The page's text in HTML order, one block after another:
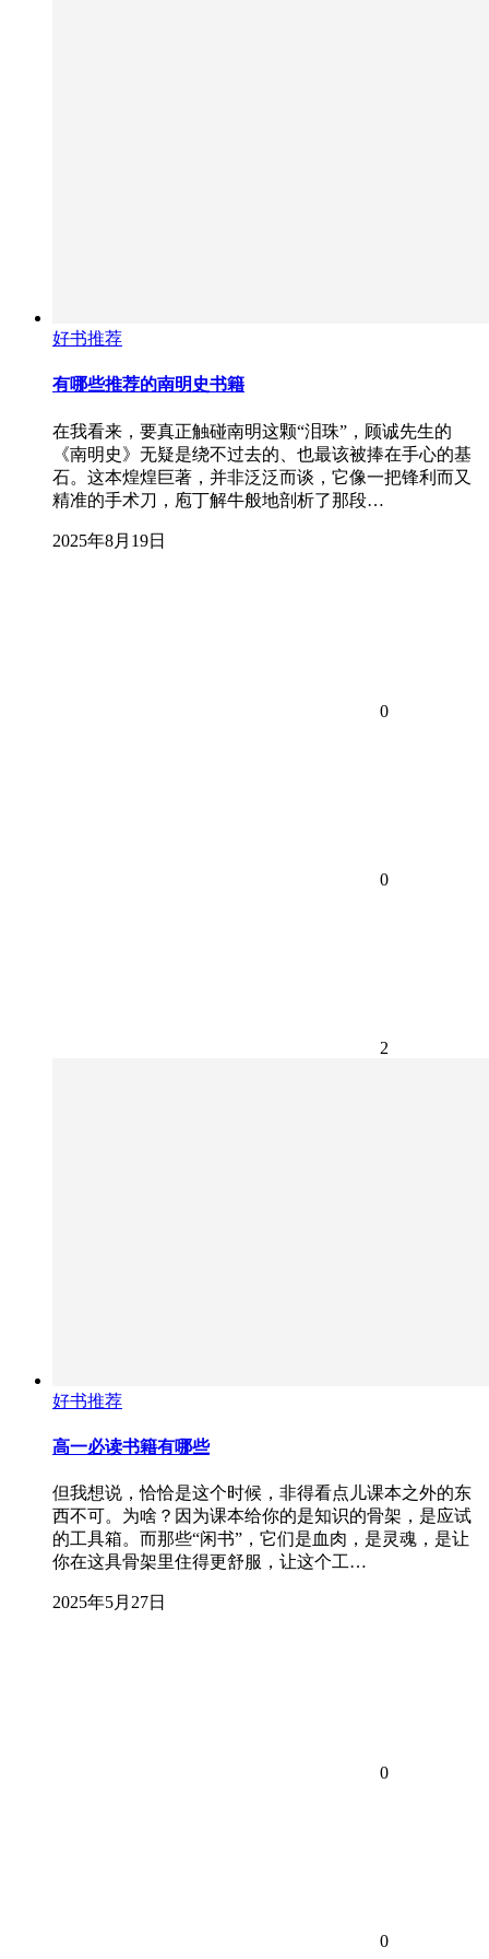
好书推荐
有哪些推荐的南明史书籍
在我看来，要真正触碰南明这颗“泪珠”，顾诚先生的
《南明史》无疑是绕不过去的、也最该被捧在手心的基
石。这本煌煌巨著，并非泛泛而谈，它像一把锋利而又
精准的手术刀，庖丁解牛般地剖析了那段…
2025年8月19日
0
0
2
好书推荐
高一必读书籍有哪些
但我想说，恰恰是这个时候，非得看点儿课本之外的东
西不可。为啥？因为课本给你的是知识的骨架，是应试
的工具箱。而那些“闲书”，它们是血肉，是灵魂，是让
你在这具骨架里住得更舒服，让这个工…
2025年5月27日
0
0